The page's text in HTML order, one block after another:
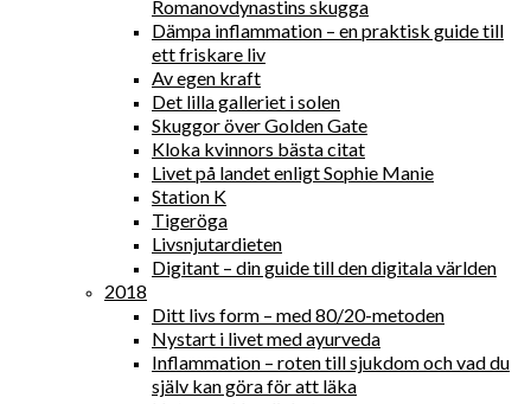
Romanovdynastins skugga
Dämpa inflammation – en praktisk guide till
ett friskare liv
Av egen kraft
Det lilla galleriet i solen
Skuggor över Golden Gate
Kloka kvinnors bästa citat
Livet på landet enligt Sophie Manie
Station K
Tigeröga
Livsnjutardieten
Digitant – din guide till den digitala världen
2018
Ditt livs form – med 80/20-metoden
Nystart i livet med ayurveda
Inflammation – roten till sjukdom och vad du
själv kan göra för att läka